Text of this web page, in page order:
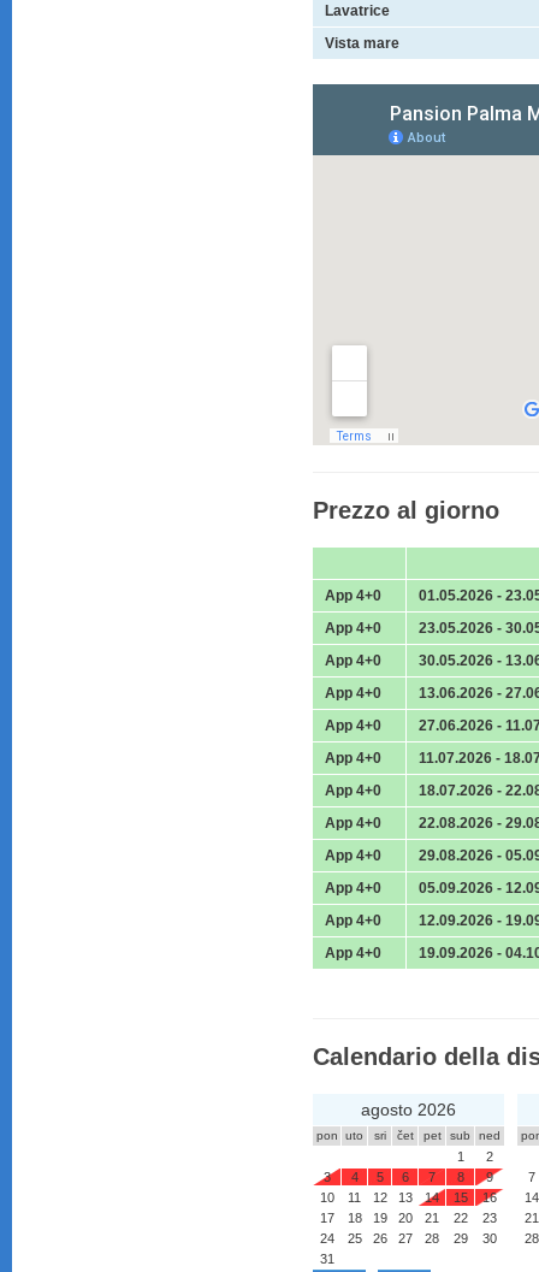
Lavatrice
Vista mare
Prezzo al giorno
App 4+0
01.05.2026 -
App 4+0
23.05.2026 -
App 4+0
30.05.2026 -
App 4+0
13.06.2026 -
App 4+0
27.06.2026 -
App 4+0
11.07.2026 -
App 4+0
18.07.2026 -
App 4+0
22.08.2026 -
App 4+0
29.08.2026 -
App 4+0
05.09.2026 -
App 4+0
12.09.2026 -
App 4+0
19.09.2026 -
Calendario della
agosto 2026
pon uto sri čet pet sub ned
1
2
3
4 5 6 7 8
9
10
11 12 13 14 15
16
17
18 19 20 21 22
23
24
25 26 27 28 29
30
31
7
14
21
28